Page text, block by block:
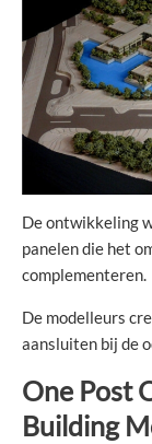
De ontwikkeling
panelen die het
complementeren.
De modelleurs
aansluiten bij de
One Post
Building